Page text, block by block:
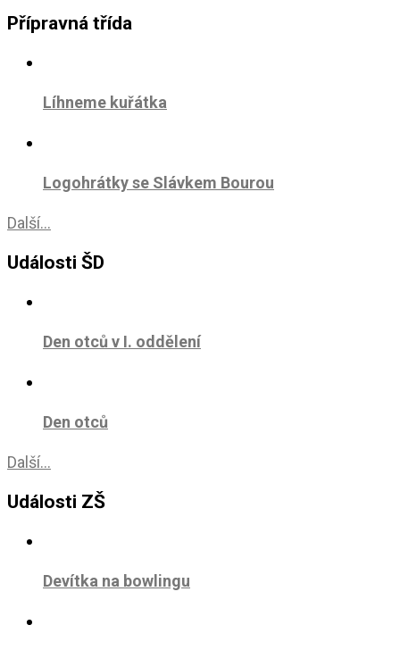
Přípravná třída
Líhneme kuřátka
Logohrátky se Slávkem Bourou
Další...
Události ŠD
Den otců v I. oddělení
Den otců
Další...
Události ZŠ
Devítka na bowlingu